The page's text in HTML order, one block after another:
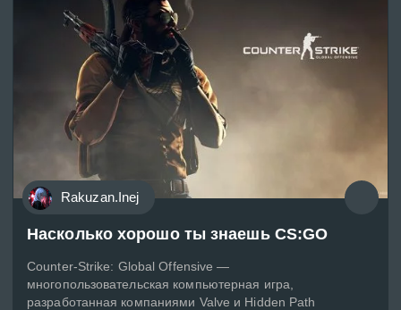
Rakuzan.Inej
Насколько хорошо ты знаешь CS:GO
Counter-Strike: Global Offensive —
многопользовательская компьютерная игра,
разработанная компаниями Valve и Hidden Path